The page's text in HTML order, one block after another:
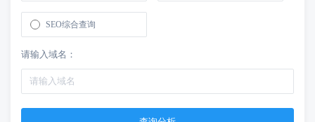
SEO综合查询
请输入域名：